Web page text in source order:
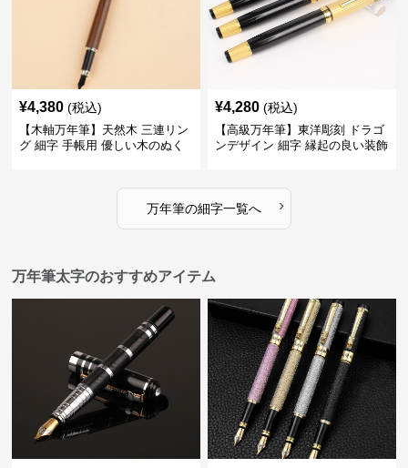
¥4,380 (税込)
【木軸万年筆】天然木 三連リン
グ 細字 手帳用 優しい木のぬく
¥4,280 (税込)
【高級万年筆】東洋彫刻 ドラゴ
ンデザイン 細字 縁起の良い装飾
万年筆の細字一覧へ ›
万年筆太字のおすすめアイテム